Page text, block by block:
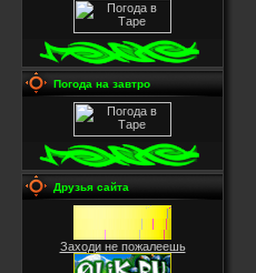
Погода на завтро
Друзья сайта
Заходи не пожалеешь